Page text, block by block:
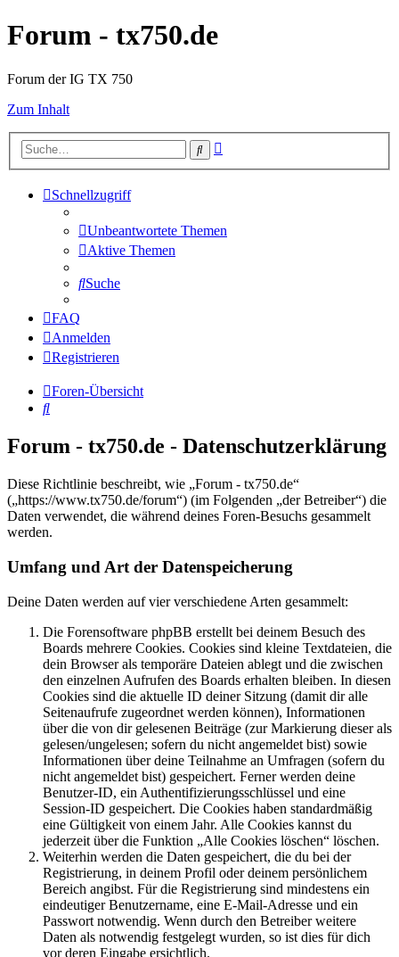
Forum - tx750.de
Forum der IG TX 750
Zum Inhalt
Suche
Schnellzugriff
Unbeantwortete Themen
Aktive Themen
Suche
FAQ
Anmelden
Registrieren
Foren-Übersicht
Suche
Forum - tx750.de - Datenschutzerklärung
Diese Richtlinie beschreibt, wie „Forum - tx750.de“
(„https://www.tx750.de/forum“) (im Folgenden „der Betreiber“) die
Daten verwendet, die während deines Foren-Besuchs gesammelt
werden.
Umfang und Art der Datenspeicherung
Deine Daten werden auf vier verschiedene Arten gesammelt:
Die Forensoftware phpBB erstellt bei deinem Besuch des
Boards mehrere Cookies. Cookies sind kleine Textdateien, die
dein Browser als temporäre Dateien ablegt und die zwischen
den einzelnen Aufrufen des Boards erhalten bleiben. In diesen
Cookies sind die aktuelle ID deiner Sitzung (damit dir alle
Seitenaufrufe zugeordnet werden können), Informationen
über die von dir gelesenen Beiträge (zur Markierung dieser als
gelesen/ungelesen; sofern du nicht angemeldet bist) sowie
Informationen über deine Teilnahme an Umfragen (sofern du
nicht angemeldet bist) gespeichert. Ferner werden deine
Benutzer-ID, ein Authentifizierungsschlüssel und eine
Session-ID gespeichert. Die Cookies haben standardmäßig
eine Gültigkeit von einem Jahr. Alle Cookies kannst du
jederzeit über die Funktion „Alle Cookies löschen“ löschen.
Weiterhin werden die Daten gespeichert, die du bei der
Registrierung, in deinem Profil oder deinem persönlichem
Bereich angibst. Für die Registrierung sind mindestens ein
eindeutiger Benutzername, eine E-Mail-Adresse und ein
Passwort notwendig. Wenn durch den Betreiber weitere
Daten als notwendig festgelegt wurden, so ist dies für dich
vor deren Eingabe ersichtlich.